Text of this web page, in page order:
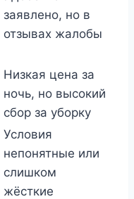
заявлено, но в
отзывах жалобы
Низкая цена за
ночь, но высокий
сбор за уборку
Условия
непонятные или
слишком
жёсткие